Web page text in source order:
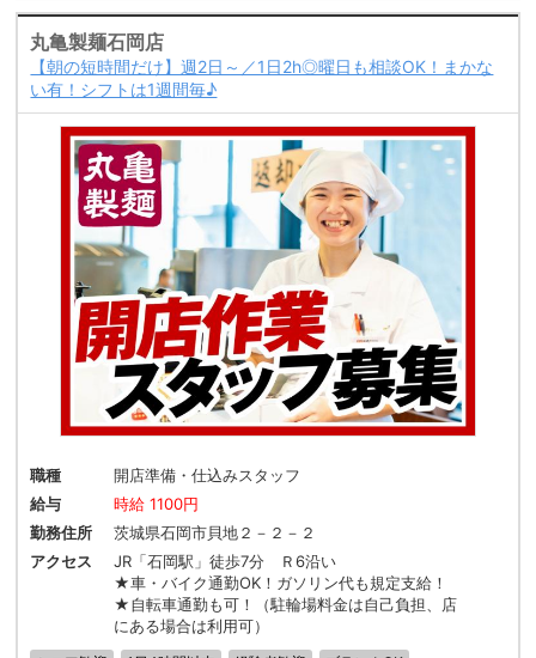
丸亀製麺石岡店
【朝の短時間だけ】週2日～／1日2h◎曜日も相談OK！まかな
い有！シフトは1週間毎♪
職種
開店準備・仕込みスタッフ
給与
時給 1100円
勤務住所
茨城県石岡市貝地２－２－２
アクセス
JR「石岡駅」徒歩7分 Ｒ6沿い
★車・バイク通勤OK！ガソリン代も規定支給！
★自転車通勤も可！（駐輪場料金は自己負担、店
にある場合は利用可）